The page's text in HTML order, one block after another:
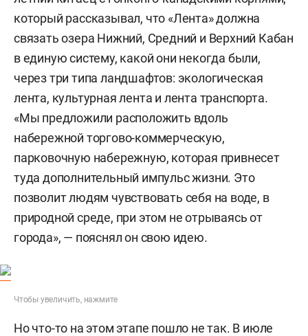
который рассказывал, что «Лента» должна
связать озера Нижний, Средний и Верхний Кабан
в единую систему, какой они некогда были,
через три типа ландшафтов: экологическая
лента, культурная лента и лента транспорта.
«Мы предложили расположить вдоль
набережной торгово-коммерческую,
парковочную набережную, которая привнесет
туда дополнительный импульс жизни. Это
позволит людям чувствовать себя на воде, в
природной среде, при этом не отрываясь от
города», — пояснял он свою идею.
Чтобы увеличить, нажмите
Но что-то на этом этапе пошло не так. В июле